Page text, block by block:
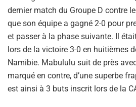
dernier match du Groupe D contre
que son équipe a gagné 2-0 pour
et passer à la phase suivante. Il
lors de la victoire 3-0 en huitièmes
Namibie. Mabululu suit de près
marqué en contre, d’une superbe
est ainsi à 3 buts inscrit lors de la